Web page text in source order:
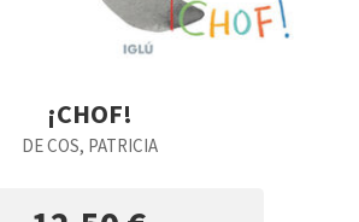
¡CHOF!
DE COS, PATRICIA